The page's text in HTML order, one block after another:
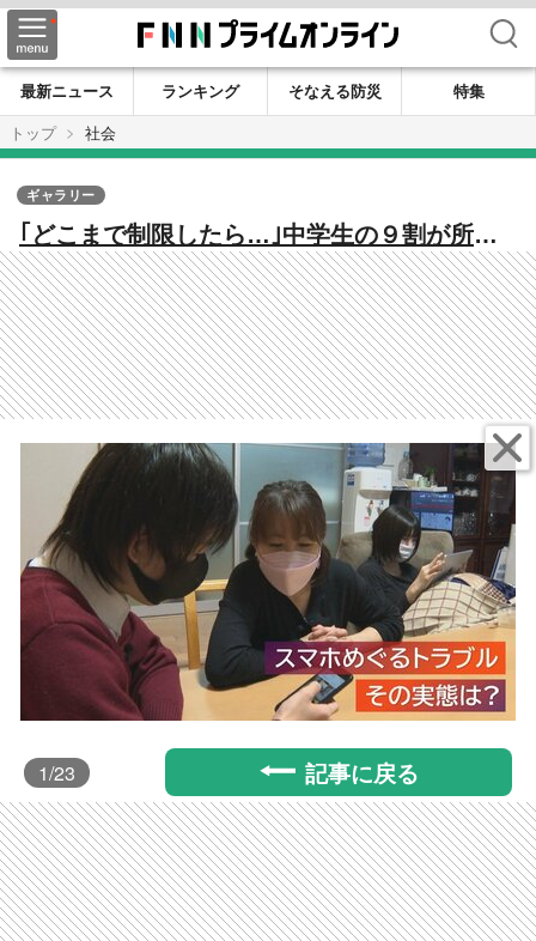
検索
最新ニュース ランキング そなえる防災
特集
トップ
社会
｢どこまで制限したら…｣中学生の９割が所有
する“スマホ” ルール作りのポイントは「子
どもが決めること」【新潟発】
ギャラリー
1/23 記事に戻る